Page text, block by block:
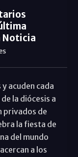
Noticia
acuden cada
la diócesis a
privados de
la fiesta de
del mundo
a los